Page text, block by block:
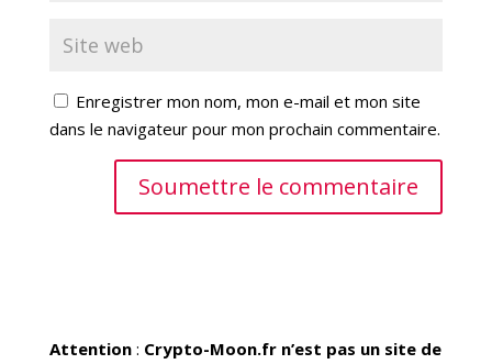
Enregistrer mon nom, mon e-mail et mon site
dans le navigateur pour mon prochain commentaire.
Soumettre le commentaire
Attention: Crypto-Moon.fr n’est pas un site de